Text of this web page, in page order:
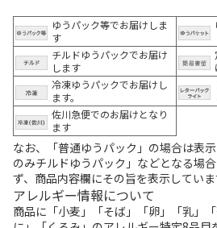
ゆうパック等でお届けしま
す
チルドゆうパックでお届け
します
冷凍ゆうパックでお届けし
ます。
佐川急便でのお届けとなり
ます
なお、「普通ゆうパック」の場合は表
のみチルドゆうパック」などとなる場
ず、商品内容欄にその旨を表示していま
アレルギー情報について
商品に「小麦」「そば」「卵」「乳」